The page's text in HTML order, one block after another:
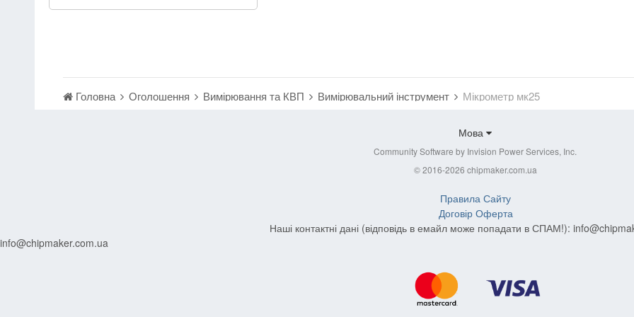
Головна Оголошення Вимірювання та КВП Вимірювальний інструмент Мікрометр мк25
Мова
Community Software by Invision Power Services, Inc.
© 2016-2026 chipmaker.com.ua
Правила Сайту
Договір Оферта
Наші контактні дані (відповідь в емайл може попадати в СПАМ!):
info@chipmaker.com.ua